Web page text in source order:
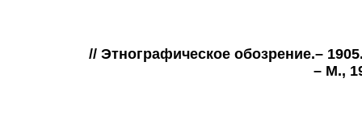
// Этнографическое обозрение.–
– М.,